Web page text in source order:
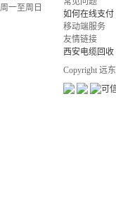
周一至周日
如何在线支付
移动端服务
友情链接
西安电缆回收
Copyright 远